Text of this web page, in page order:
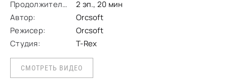
Продолжительность:
2 эп., 20 мин
Автор:
Orcsoft
Режисер:
Orcsoft
Студия:
T-Rex
СМОТРЕТЬ ВИДЕО